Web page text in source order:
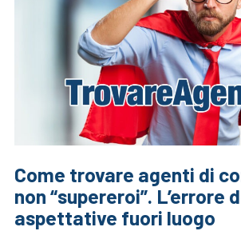
Come trovare agenti di
non “supereroi”. L’errore
aspettative fuori luogo